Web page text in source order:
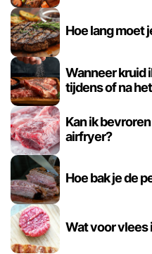
Hoe lang moet
Wanneer kruid
tijdens of na
Kan ik
airfryer?
Hoe bak je de
Wat voor vlees